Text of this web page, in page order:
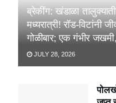
ब्रेकींग: खंडाळा
मध्यरात्री! रॉड-विटांनी
गोळीबार; एक गंभीर
JULY 28, 2026